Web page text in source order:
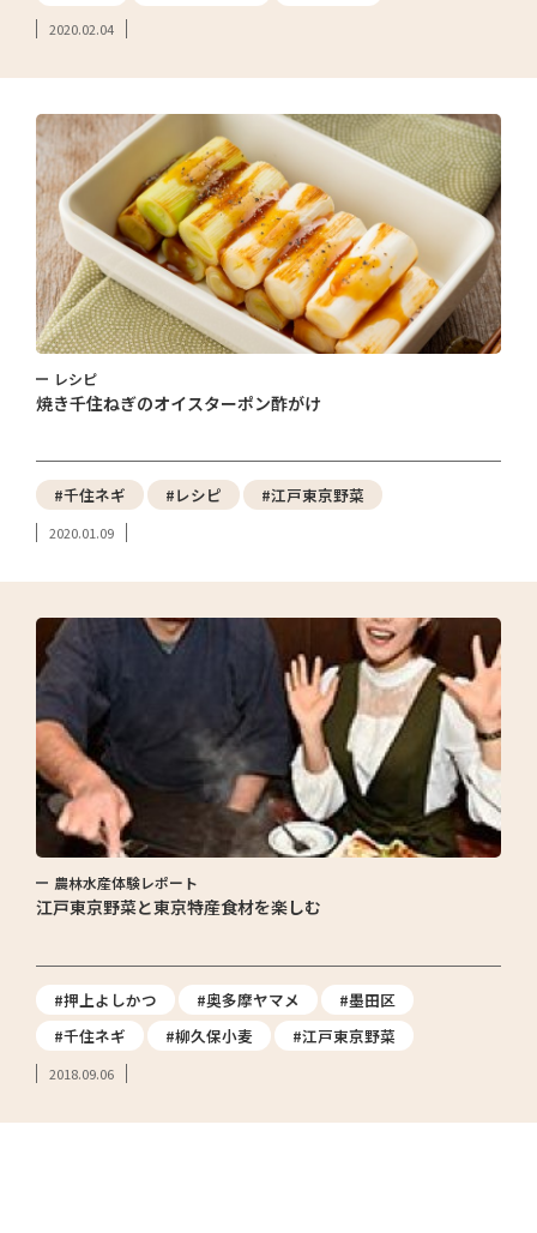
2020.02.04
レシピ
焼き千住ねぎのオイスターポン酢がけ
#千住ネギ #レシピ #江戸東京野菜
2020.01.09
農林水産体験レポート
江戸東京野菜と東京特産食材を楽しむ
#押上よしかつ #奥多摩ヤマメ
#墨田区
#千住ネギ
#柳久保小麦 #江戸東京野菜
2018.09.06